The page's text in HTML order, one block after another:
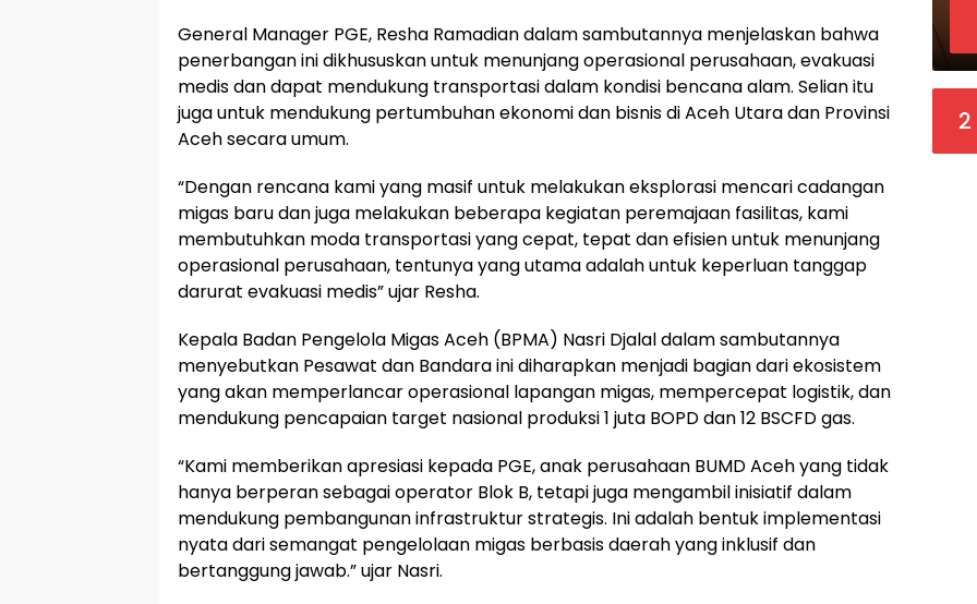
General Manager PGE, Resha Ramadian dalam sambutannya menjelaskan bahwa
penerbangan ini dikhususkan untuk menunjang operasional perusahaan, evakuasi
medis dan dapat mendukung transportasi dalam kondisi bencana alam. Selian itu
juga untuk mendukung pertumbuhan ekonomi dan bisnis di Aceh Utara dan Provinsi
Aceh secara umum.
“Dengan rencana kami yang masif untuk melakukan eksplorasi mencari cadangan
migas baru dan juga melakukan beberapa kegiatan peremajaan fasilitas, kami
membutuhkan moda transportasi yang cepat, tepat dan efisien untuk menunjang
operasional perusahaan, tentunya yang utama adalah untuk keperluan tanggap
darurat evakuasi medis” ujar Resha.
Kepala Badan Pengelola Migas Aceh (BPMA) Nasri Djalal dalam sambutannya
menyebutkan Pesawat dan Bandara ini diharapkan menjadi bagian dari ekosistem
yang akan memperlancar operasional lapangan migas, mempercepat logistik, dan
mendukung pencapaian target nasional produksi 1 juta BOPD dan 12 BSCFD gas.
“Kami memberikan apresiasi kepada PGE, anak perusahaan BUMD Aceh yang tidak
hanya berperan sebagai operator Blok B, tetapi juga mengambil inisiatif dalam
mendukung pembangunan infrastruktur strategis. Ini adalah bentuk implementasi
nyata dari semangat pengelolaan migas berbasis daerah yang inklusif dan
bertanggung jawab.” ujar Nasri.
2